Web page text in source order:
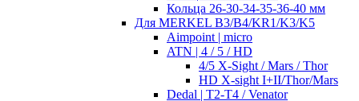
Кольца 26-30-34-35-36-40 мм
Для MERKEL B3/B4/KR1/K3/K5
Aimpoint | micro
ATN | 4 / 5 / HD
4/5 X-Sight / Mars / Thor
HD X-sight I+II/Thor/Mars
Dedal | T2-T4 / Venator